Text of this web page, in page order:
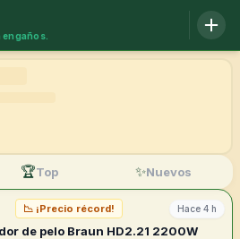
🏆Top ✨Nuevos
📉 ¡Precio récord! Hace 4 h
de pelo Braun HD2.21 2200W